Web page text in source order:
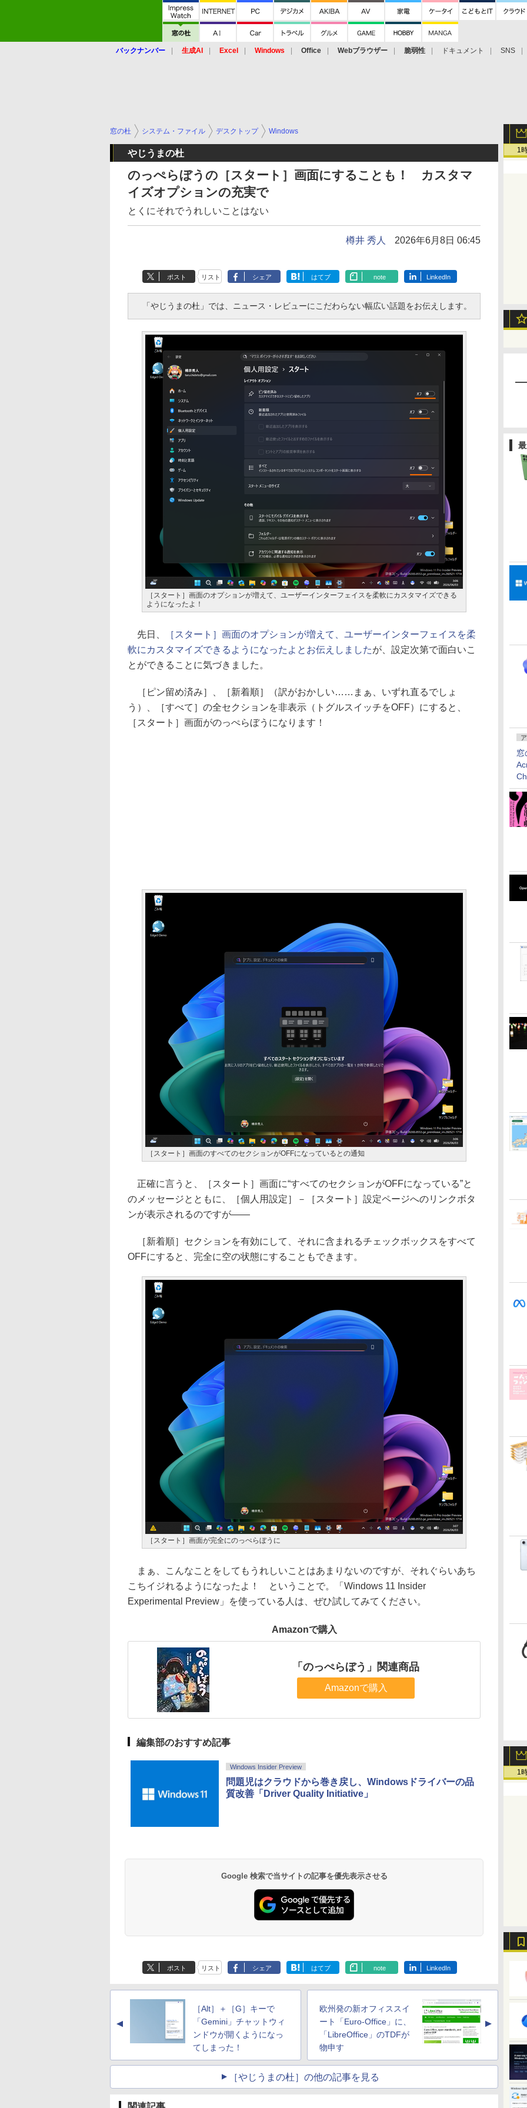
バックナンバー 生成AI Excel Windows Office Webブラウザー 脆弱性 ドキュメント SNS
1
1
窓の杜 システム・ファイル デスクトップ Windows
やじうまの杜
のっぺらぼうの［スタート］画面にすることも！ カスタマ
イズオプションの充実で
とくにそれでうれしいことはない
樽井 秀人 2026年6月8日 06:45
ポスト リスト シェア はてブ note LinkedIn
「やじうまの杜」では、ニュース・レビューにこだわらない幅広い話題をお伝えします。
［スタート］画面のオプションが増えて、ユーザーインターフェイスを柔軟にカスタマイズできる
ようになったよ！
先日、
［スタート］画面のオプションが増えて、ユーザーインターフェイスを柔
軟にカスタマイズできるようになったよとお伝えしましたが、設定次第で面白いこ
とができることに気づきました。
［ピン留め済み］、［新着順］（訳がおかしい……まぁ、いずれ直るでしょ
う）、［すべて］の全セクションを非表示（トグルスイッチをOFF）にすると、
［スタート］画面がのっぺらぼうになります！
［スタート］画面のすべてのセクションがOFFになっているとの通知
正確に言うと、［スタート］画面に“すべてのセクションがOFFになっている”と
のメッセージとともに、［個人用設定］－［スタート］設定ページへのリンクボタ
ンが表示されるのですが――
［新着順］セクションを有効にして、それに含まれるチェックボックスをすべて
OFFにすると、完全に空の状態にすることもできます。
［スタート］画面が完全にのっぺらぼうに
まぁ、こんなことをしてもうれしいことはあまりないのですが、それぐらいあち
こちイジれるようになったよ！ ということで。「Windows 11 Insider
Experimental Preview」を使っている人は、ぜひ試してみてください。
Amazonで購入
「のっぺらぼう」関連商品
Amazonで購入
編集部のおすすめ記事
Windows Insider Preview
問題児はクラウドから巻き戻し、Windowsドライバーの品
質改善「Driver Quality Initiative」
Google 検索で当サイトの記事を優先表示させる
ポスト リスト シェア はてブ note LinkedIn
▲
［Alt］＋［G］キーで
「Gemini」チャットウィ
ンドウが開くようになっ
てしまった！
欧州発の新オフィススイ
ート「Euro-Office」に、
「LibreOffice」のTDFが
物申す
▲
［やじうまの杜］の他の記事を見る